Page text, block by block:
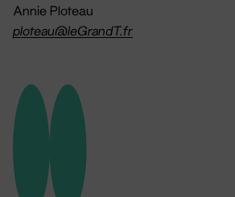
Annie Ploteau
ploteau@leGrandT.fr